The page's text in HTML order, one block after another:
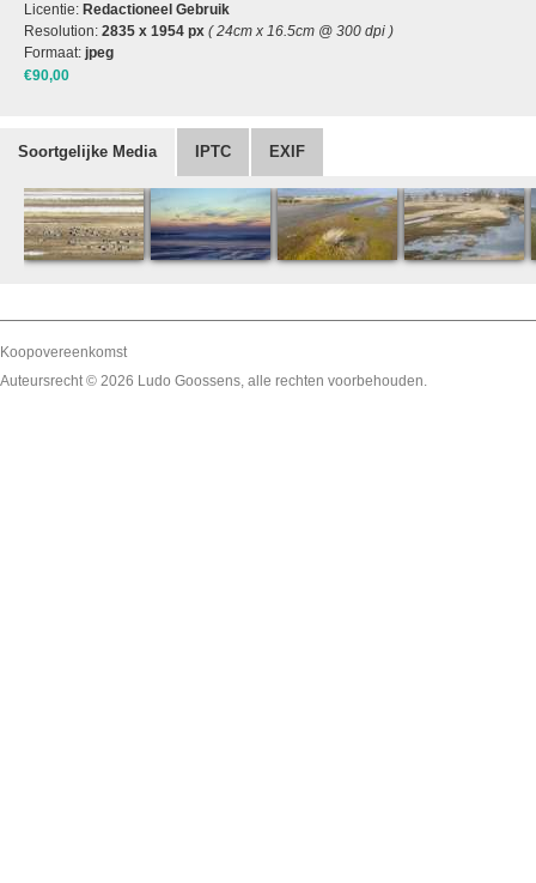
Licentie: Redactioneel Gebruik
Resolution: 2835 x 1954 px ( 24cm x 16.5cm @ 300 dpi )
Formaat: jpeg
€90,00
Soortgelijke Media IPTC EXIF
Koopovereenkomst
Auteursrecht © 2026 Ludo Goossens, alle rechten voorbehouden.